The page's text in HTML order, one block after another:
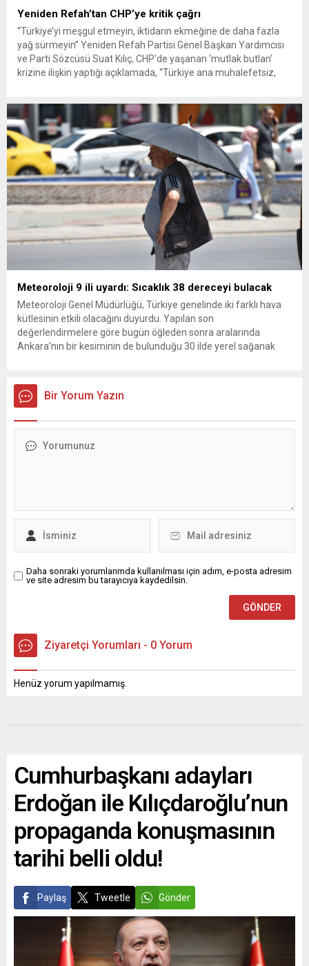
Yeniden Refah’tan CHP’ye kritik çağrı
“Türkiye’yi meşgul etmeyin, iktidarın ekmeğine de daha fazla
yağ sürmeyin” Yeniden Refah Partisi Genel Başkan Yardımcısı
ve Parti Sözcüsü Suat Kılıç, CHP’de yaşanan ‘mutlak butlan’
krizine ilişkin yaptığı açıklamada, “Türkiye ana muhalefetsiz,
olun. Türkiye’yi...
Meteoroloji 9 ili uyardı: Sıcaklık 38 dereceyi bulacak
Meteoroloji Genel Müdürlüğü, Türkiye genelinde iki farklı hava
kütlesinin etkili olacağını duyurdu. Yapılan son
değerlendirmelere göre bugün öğleden sonra aralarında
Ankara’nın bir kesiminin de bulunduğu 30 ilde yerel sağanak
üzerine çıkarak yaz değerlerine ulaşacak. Ayrıca...
Bir Yorum Yazın
Daha sonraki yorumlarımda kullanılması için adım, e-posta adresim
ve site adresim bu tarayıcıya kaydedilsin.
Ziyaretçi Yorumları - 0 Yorum
Henüz yorum yapılmamış.
Cumhurbaşkanı adayları
Erdoğan ile Kılıçdaroğlu’nun
propaganda konuşmasının
tarihi belli oldu!
Paylaş Tweetle Gönder